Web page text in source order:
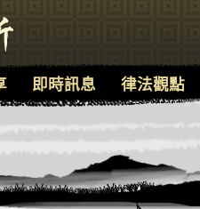
即時訊息 律法觀點